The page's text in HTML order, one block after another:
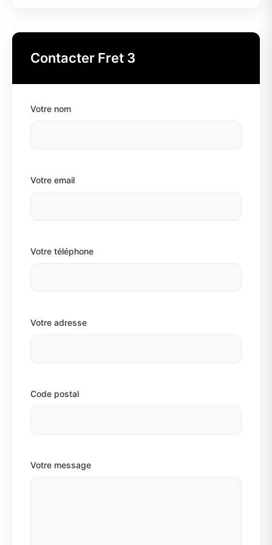
Contacter Fret 3
Votre nom
Votre email
Votre téléphone
Votre adresse
Code postal
Votre message